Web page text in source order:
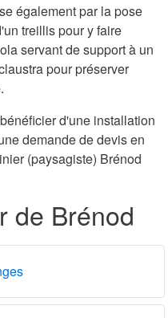
également par la pose
treillis pour y faire
servant de support à un
pour préserver
d'une installation
demande de devis en
(paysagiste) Brénod
de Brénod